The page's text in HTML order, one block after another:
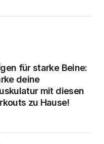
für starke Beine:
deine
mit diesen
zu Hause!